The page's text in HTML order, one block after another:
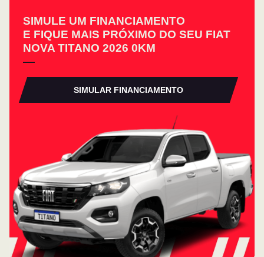
SIMULE UM FINANCIAMENTO
E FIQUE MAIS PRÓXIMO DO SEU FIAT
NOVA TITANO 2026 0KM
SIMULAR FINANCIAMENTO